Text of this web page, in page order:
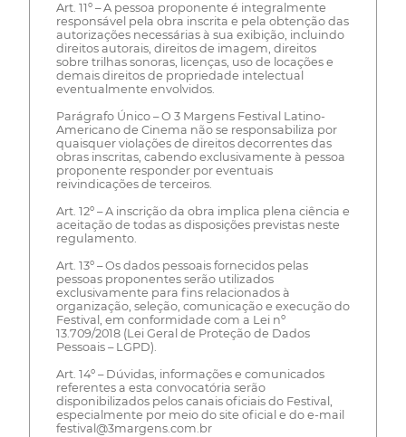
Art. 11º – A pessoa proponente é integralmente
responsável pela obra inscrita e pela obtenção das
autorizações necessárias à sua exibição, incluindo
direitos autorais, direitos de imagem, direitos
sobre trilhas sonoras, licenças, uso de locações e
demais direitos de propriedade intelectual
eventualmente envolvidos.
Parágrafo Único – O 3 Margens Festival Latino-
Americano de Cinema não se responsabiliza por
quaisquer violações de direitos decorrentes das
obras inscritas, cabendo exclusivamente à pessoa
proponente responder por eventuais
reivindicações de terceiros.
Art. 12º – A inscrição da obra implica plena ciência e
aceitação de todas as disposições previstas neste
regulamento.
Art. 13º – Os dados pessoais fornecidos pelas
pessoas proponentes serão utilizados
exclusivamente para fins relacionados à
organização, seleção, comunicação e execução do
Festival, em conformidade com a Lei nº
13.709/2018 (Lei Geral de Proteção de Dados
Pessoais – LGPD).
Art. 14º – Dúvidas, informações e comunicados
referentes a esta convocatória serão
disponibilizados pelos canais oficiais do Festival,
especialmente por meio do site oficial e do e-mail
festival@3margens.com.br